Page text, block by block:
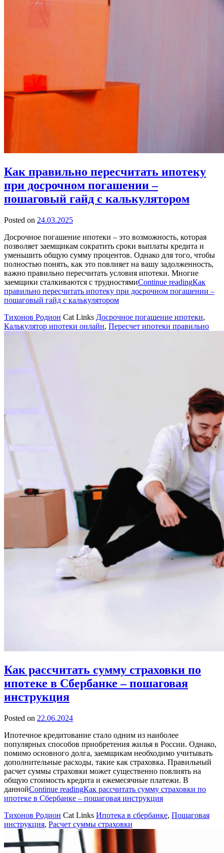
Как правильно пересчитать ипотеку
при досрочном погашении –
пошаговый гайд с калькулятором
Posted on 24.03.2025
Досрочное погашение ипотеки – это возможность, которая
позволяет заемщикам сократить сроки выплаты кредита и
уменьшить общую сумму процентов. Однако для того, чтобы
полностью понять, как это повлияет на вашу задолженность,
важно правильно пересчитать условия ипотеки. Многие
заемщики сталкиваются с трудностямиContinue readingКак
правильно пересчитать ипотеку при досрочном погашении –
пошаговый гайд с калькулятором
Тихонов Родион Cat Links Досрочное погашение ипотеки,
Калькулятор ипотеки онлайн, Пересчет ипотеки правильно
Как рассчитать сумму страховки по
ипотеке в Сбербанке – пошаговая
инструкция
Posted on 22.06.2024
Ипотечное кредитование стало одним из наиболее
популярных способов приобретения жилья в России. Однако,
помимо основного долга, заемщикам необходимо учитывать
дополнительные расходы, такие как страховка. Правильный
расчет суммы страховки может существенно повлиять на
общую стоимость кредита и ежемесячные платежи. В
даннойContinue readingКак рассчитать сумму страховки по
ипотеке в Сбербанке – пошаговая инструкция
Тихонов Родион Cat Links Ипотека в сбербанке, Пошаговая
инструкция, Расчет суммы страховки